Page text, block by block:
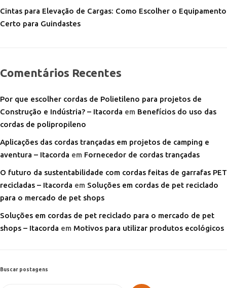
Cintas para Elevação de Cargas: Como Escolher o Equipamento
Certo para Guindastes
Comentários Recentes
Por que escolher cordas de Polietileno para projetos de
Construção e Indústria? – Itacorda em Benefícios do uso das
cordas de polipropileno
Aplicações das cordas trançadas em projetos de camping e
aventura – Itacorda em Fornecedor de cordas trançadas
O futuro da sustentabilidade com cordas feitas de garrafas PET
recicladas – Itacorda em Soluções em cordas de pet reciclado
para o mercado de pet shops
Soluções em cordas de pet reciclado para o mercado de pet
shops – Itacorda em Motivos para utilizar produtos ecológicos
Buscar postagens